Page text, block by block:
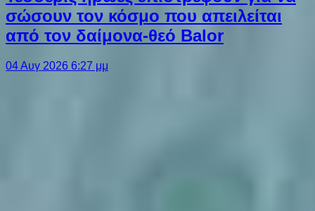
σώσουν τον κόσμο που απειλείται
από τον δαίμονα-θεό Balor
04 Αυγ 2026 6:27 μμ